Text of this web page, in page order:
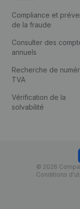
Compliance et
de la fraude
Consulter des
annuels
Recherche de
TVA
Vérification de la
solvabilité
© 2026
Conditions